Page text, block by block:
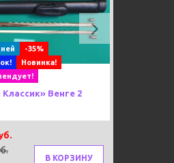
-35%
Новинка!
Венге 2
В КОРЗИНУ